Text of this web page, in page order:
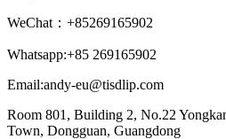
WeChat：+85269165902
Whatsapp:+85 269165902
Email:andy-eu@tisdlip.com
Room 801, Building 2, No.22
Town, Dongguan, Guangdong